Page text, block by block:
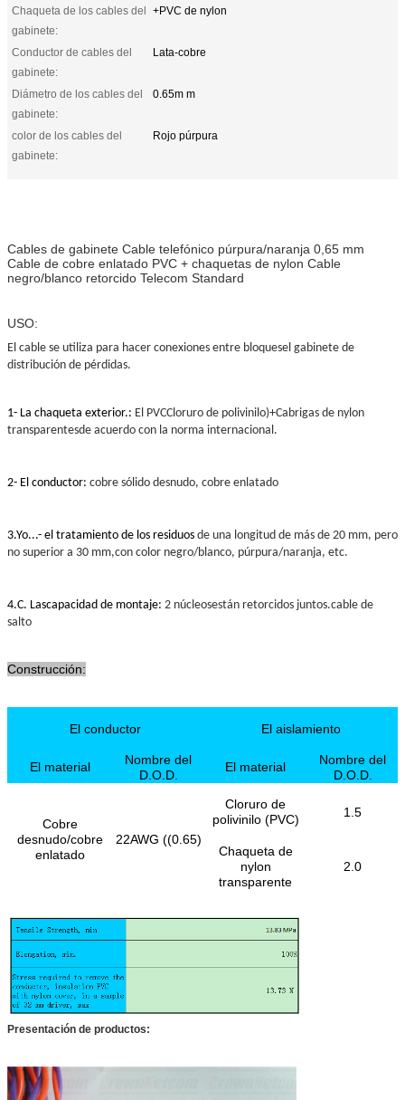
Chaqueta de los cables del
gabinete:
+PVC de nylon
Conductor de cables del
gabinete:
Lata-cobre
Diámetro de los cables del
gabinete:
0.65m m
color de los cables del
gabinete:
Rojo púrpura
Cables de gabinete Cable telefónico púrpura/naranja 0,65 mm
Cable de cobre enlatado PVC + chaquetas de nylon Cable
negro/blanco retorcido Telecom Standard
USO:
El cable se utiliza para hacer conexiones entre bloquesel gabinete de
distribución de pérdidas.
1- La chaqueta exterior.: El PVCCloruro de polivinilo)+Cabrigas de nylon
transparentesde acuerdo con la norma internacional.
2- El conductor: cobre sólido desnudo, cobre enlatado
3.Yo...- el tratamiento de los residuos de una longitud de más de 20 mm, pero
no superior a 30 mm,con color negro/blanco, púrpura/naranja, etc.
4.C. Lascapacidad de montaje: 2 núcleosestán retorcidos juntos.cable de
salto
Construcción:
El conductor El aislamiento
El material
Nombre del
D.O.D.
El material
Nombre del
D.O.D.
Cobre
desnudo/cobre
enlatado
22AWG ((0.65)
Cloruro de
polivinilo (PVC)
1.5
Chaqueta de
nylon
transparente
2.0
Presentación de productos: